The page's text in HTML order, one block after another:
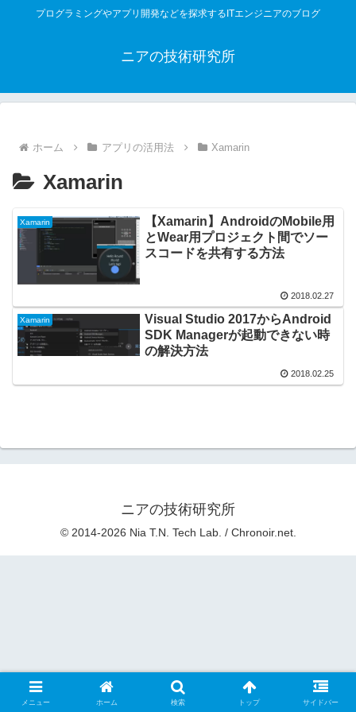
プログラミングやアプリ開発などを探求するITエンジニアのブログ
ニアの技術研究所
ホーム アプリの活用法 Xamarin
Xamarin
Xamarin
【Xamarin】AndroidのMobile用
とWear用プロジェクト間でソー
スコードを共有する方法
2018.02.27
Xamarin
Visual Studio 2017からAndroid
SDK Managerが起動できない時
の解決方法
2018.02.25
ニアの技術研究所
© 2014-2026 Nia T.N. Tech Lab. / Chronoir.net.
メニュー ホーム 検索 トップ サイドバー